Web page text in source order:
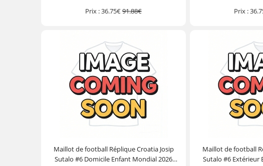
Prix :36.75€91.88€ Prix :
Maillot de football Réplique Croatia Josip
Sutalo #6 Domicile Enfant Mondial 2026
Maillot de football
Sutalo #6 Extérieur